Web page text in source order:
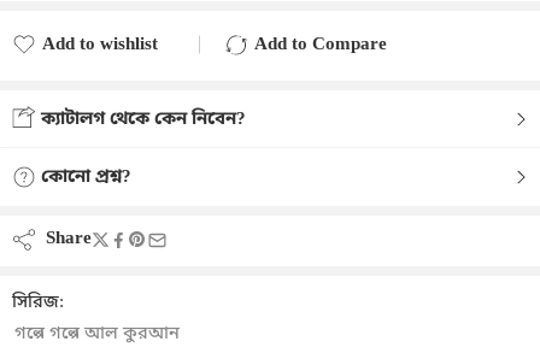
দুআ ও প্রার্থনা। এ সবই আমাদের আলোর পথ দেখিয়ে দিতে পারে।
গল্পে আল কুরআন’ সিরিজ।
Add to wishlist
Add to Compare
ক্যাটালগ থেকে কেন নিবেন?
কোনো প্রশ্ন?
Share
সিরিজ:
গল্পে গল্পে আল কুরআন